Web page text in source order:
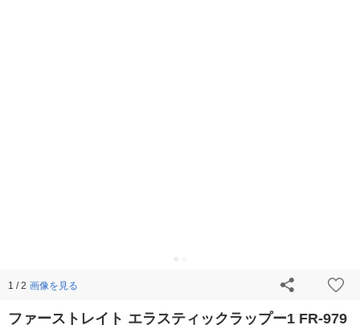
1 / 2 画像を見る
ファーストレイト エラスティックラップー1 FR-979